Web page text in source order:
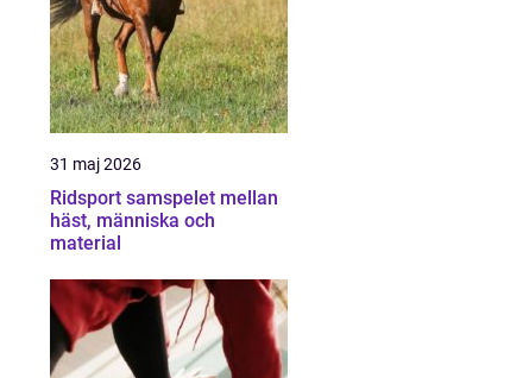
31 maj 2026
Ridsport samspelet mellan
häst, människa och
material